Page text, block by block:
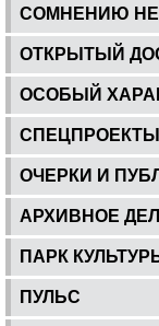
СОМНЕНИЮ
ОТКРЫТЫЙ
ОСОБЫЙ
СПЕЦПРОЕКТЫ
ОЧЕРКИ И
АРХИВНОЕ
ПАРК
ПУЛЬС